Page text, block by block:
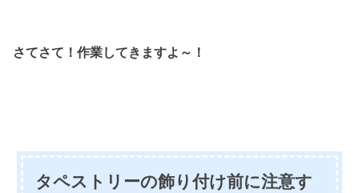
さてさて！作業してきますよ～！
タペストリーの飾り付け前に注意す